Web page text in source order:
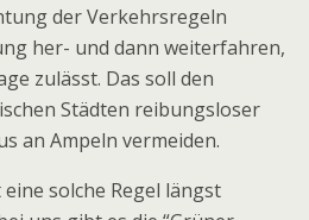
der Verkehrsregeln
her- und dann weiterfahren,
zulässt. Das soll den
Städten reibungsloser
an Ampeln vermeiden.
solche Regel längst